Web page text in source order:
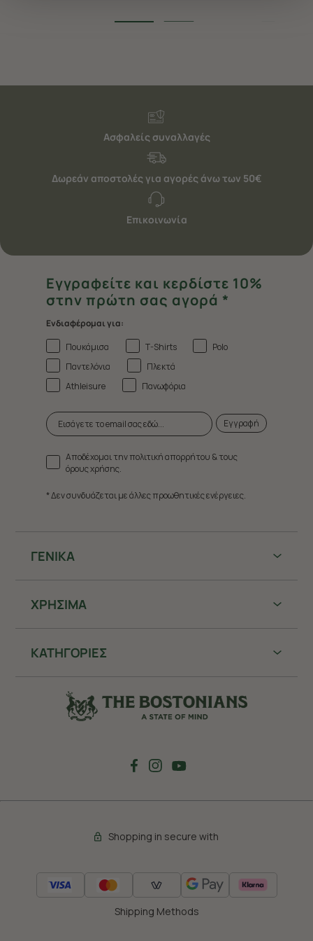
Ασφαλείς συναλλαγές
Δωρεάν αποστολές για αγορές άνω των 50€
Επικοινωνία
ΓΕΝΙΚΑ
ΧΡHΣΙΜΑ
ΚΑΤΗΓΟΡΙΕΣ
Εγγραφείτε και κερδίστε 10%
στην πρώτη σας αγορά *
Ενδιαφέρομαι για:
Πουκάμισα
T-Shirts
Polo
Παντελόνια
Πλεκτά
Athleisure
Πανωφόρια
Εγγραφή
Αποδέχομαι την πολιτική απορρήτου & τους
όρους χρήσης.
* Δεν συνδυάζεται με άλλες προωθητικές ενέργειες.
Shopping in secure with
Shipping Methods